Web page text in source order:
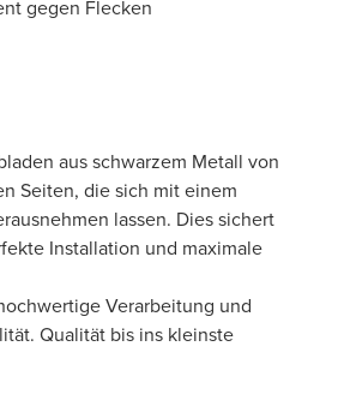
gegen Flecken
aus schwarzem Metall von
Seiten, die sich mit einem
lassen. Dies sichert
Installation und maximale
Verarbeitung und
Qualität bis ins kleinste